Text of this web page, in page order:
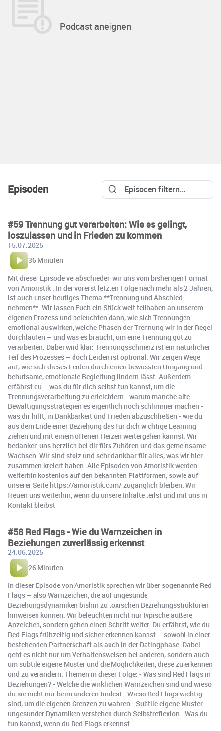
Podcast aneignen
Episoden
#59 Trennung gut verarbeiten: Wie es gelingt,
loszulassen und in Frieden zu kommen
15.07.2025
36 Minuten
Mit dieser Episode verabschieden wir uns vom bisherigen Format
von Amoristik ️. In der vorerst letzten Folge nach mehr als 2 Jahren,
ist auch unser heutiges Thema **Trennung und Abschied
nehmen**. Wir lassen Euch ein Stück weit teilhaben an unserem
eigenen Prozess und beleuchten dann, wie sich Trennungen
emotional auswirken, welche Phasen der Trennung wir in der Regel
durchlaufen – und was es braucht, um eine Trennung gut zu
verarbeiten. Dabei wird klar: Trennungsschmerz ist ein natürlicher
Teil des Prozesses – doch Leiden ist optional. Wir zeigen Wege
auf, wie sich dieses Leiden durch einen bewussten Umgang und
behutsame, emotionale Begleitung lindern lässt. Außerdem
erfährst du: - was du für dich selbst tun kannst, um die
Trennungsverarbeitung zu erleichtern - warum manche alte
Bewältigungsstrategien es eigentlich noch schlimmer machen -
was dir hilft, in Dankbarkeit und Frieden abzuschließen - wie du
aus dem Ende einer Beziehung das für dich wichtige Learning
ziehen und mit einem offenen Herzen weitergehen kannst. Wir
bedanken uns herzlich bei dir fürs Zuhören und das gemeinsame
Wachsen. Wir sind stolz und sehr dankbar für alles, was wir hier
zusammen kreiert haben. Alle Episoden von Amoristik werden
weiterhin kostenlos auf den bekannten Plattformen, sowie auf
unserer Seite https://amoristik.com/ zugänglich bleiben. Wir
freuen uns weiterhin, wenn du unsere Inhalte teilst und mit uns in
Kontakt bleibst ️
#58 Red Flags - Wie du Warnzeichen in
Beziehungen zuverlässig erkennst
24.06.2025
26 Minuten
In dieser Episode von Amoristik sprechen wir über sogenannte Red
Flags – also Warnzeichen, die auf ungesunde
Beziehungsdynamiken bishin zu toxischen Beziehungsstrukturen
hinweisen können. Wir beleuchten nicht nur typische äußere
Anzeichen, sondern gehen einen Schritt weiter: Du erfährst, wie du
Red Flags frühzeitig und sicher erkennen kannst – sowohl in einer
bestehenden Partnerschaft als auch in der Datingphase. Dabei
geht es nicht nur um Verhaltensweisen bei anderen, sondern auch
um subtile eigene Muster und die Möglichkeiten, diese zu erkennen
und zu verändern. Themen in dieser Folge: - Was sind Red Flags in
Beziehungen? - Welche die wirklichen Warnzeichen sind und wieso
du sie nicht nur beim anderen findest - Wieso Red Flags wichtig
sind, um die eigenen Grenzen zu wahren - Subtile eigene Muster
ungesunder Dynamiken verstehen durch Selbstreflexion - Was du
tun kannst, wenn du Red Flags erkennst